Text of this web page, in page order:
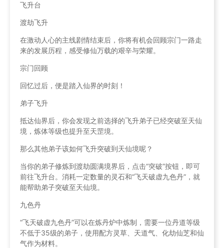
飞升台
渡劫飞升
在激动人心的主线剧情结束后，你将有机会回顾宗门一路走
来的发展历程，感受修仙万载的艰辛与荣耀。
宗门回顾
回忆过后，便是踏入仙界的时刻！
弟子飞升
抵达仙界后，你会发现之前选择的飞升弟子已经突破至天仙
境，炼体等级也提升至天罡境。
那么其他弟子该如何飞升突破到天仙境呢？
当你的弟子修炼到渡劫圆满境界后，点击“突破”按钮，即可
前往飞升台。消耗一定数量的灵石和“飞天破虚九色丹”，就
能帮助弟子突破至天仙境。
九色丹
“飞天破虚九色丹”可以在炼丹炉中炼制，需要一位丹道等级
不低于35级的弟子，使用配方灵草、天道气、化劫仙芝和仙
气作为材料。